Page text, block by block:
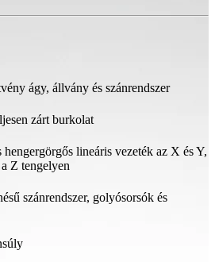
ágy, állvány és szánrendszer
zárt burkolat
hengergörgős lineáris vezeték az X és Y,
Z tengelyen
szánrendszer, golyósorsók és